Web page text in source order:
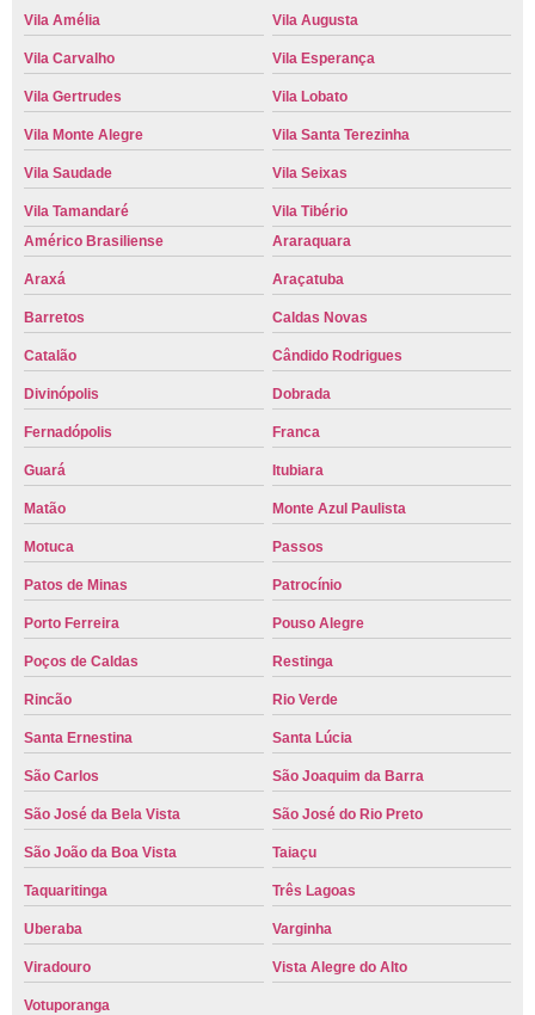
Vila Amélia Vila Augusta
Vila Carvalho Vila Esperança
Vila Gertrudes Vila Lobato
Vila Monte Alegre Vila Santa Terezinha
Vila Saudade Vila Seixas
Vila Tamandaré
Vila Tibério
Américo Brasiliense
Araraquara
Araxá Araçatuba
Barretos Caldas Novas
Catalão Cândido Rodrigues
Divinópolis Dobrada
Fernadópolis Franca
Guará Itubiara
Matão Monte Azul Paulista
Motuca Passos
Patos de Minas Patrocínio
Porto Ferreira Pouso Alegre
Poços de Caldas Restinga
Rincão Rio Verde
Santa Ernestina Santa Lúcia
São Carlos São Joaquim da Barra
São José da Bela Vista São José do Rio Preto
São João da Boa Vista Taiaçu
Taquaritinga Três Lagoas
Uberaba Varginha
Viradouro Vista Alegre do Alto
Votuporanga